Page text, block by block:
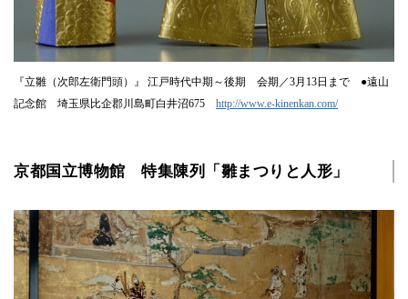
『立雛（次郎左衛門頭）』 江戸時代中期～後期 会期／3月13日まで ●遠山
記念館 埼玉県比企郡川島町白井沼675 http://www.e-kinenkan.com/
京都国立博物館 特集陳列「雛まつりと人形」